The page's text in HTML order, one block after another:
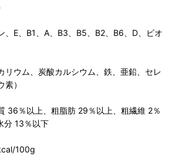
、E、B1、A、B3、B5、B2、B6、D、ビオ
リウム、炭酸カルシウム、鉄、亜鉛、セレ
）
36％以上、粗脂肪 29％以上、粗繊維 2％
分 13％以下
100g